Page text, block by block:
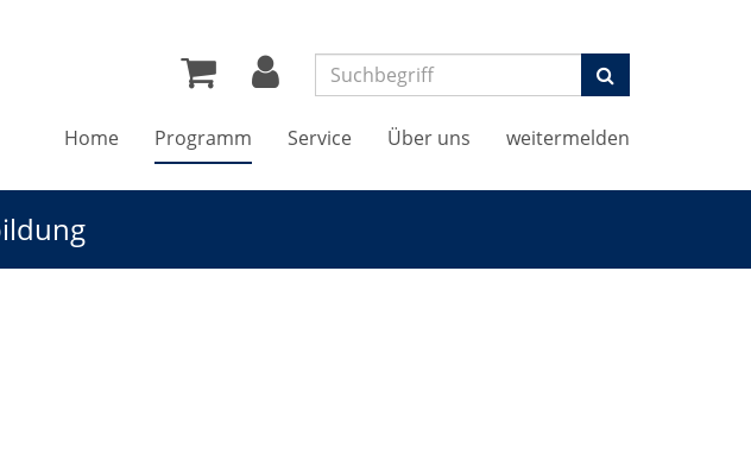
Suchen
Home Programm Service Über uns weitermelden